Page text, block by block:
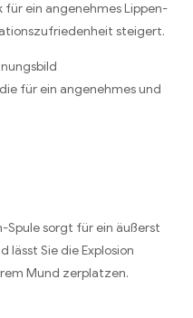
ein angenehmes Lippen-
steigert.
für ein angenehmes und
Spule sorgt für ein äußerst
lässt Sie die Explosion
Mund zerplatzen.